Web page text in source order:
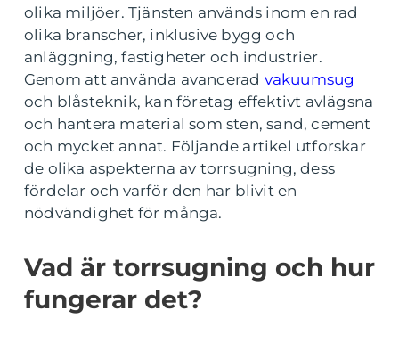
olika miljöer. Tjänsten används inom en rad
olika branscher, inklusive bygg och
anläggning, fastigheter och industrier.
Genom att använda avancerad vakuumsug
och blåsteknik, kan företag effektivt avlägsna
och hantera material som sten, sand, cement
och mycket annat. Följande artikel utforskar
de olika aspekterna av torrsugning, dess
fördelar och varför den har blivit en
nödvändighet för många.
Vad är torrsugning och hur
fungerar det?